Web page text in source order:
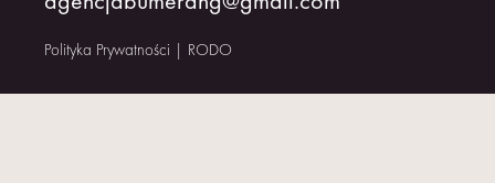
Polityka Prywatności | RODO